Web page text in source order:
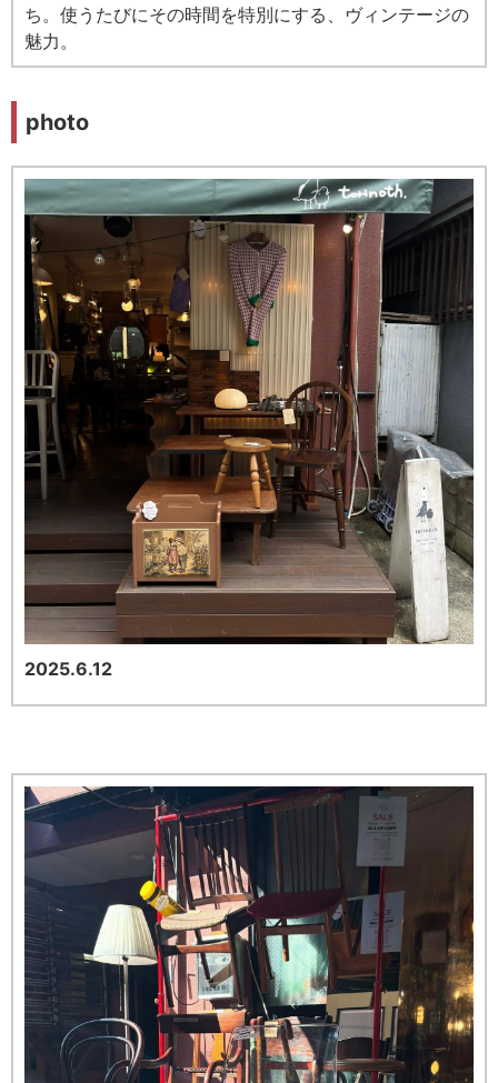
ち。使うたびにその時間を特別にする、ヴィンテージの
魅力。
photo
2025.6.12